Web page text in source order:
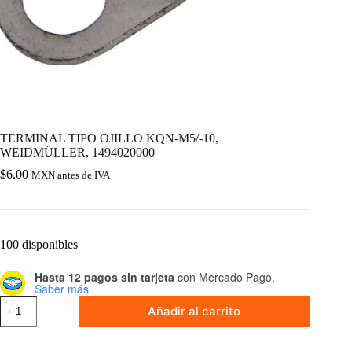
TERMINAL TIPO OJILLO KQN-M5/-10,
WEIDMÜLLER, 1494020000
$6.00 MXN antes de IVA
100 disponibles
Hasta 12 pagos sin tarjeta con Mercado Pago.
Saber más
TERMINAL
TIPO
OJILLO
Añadir al carrito